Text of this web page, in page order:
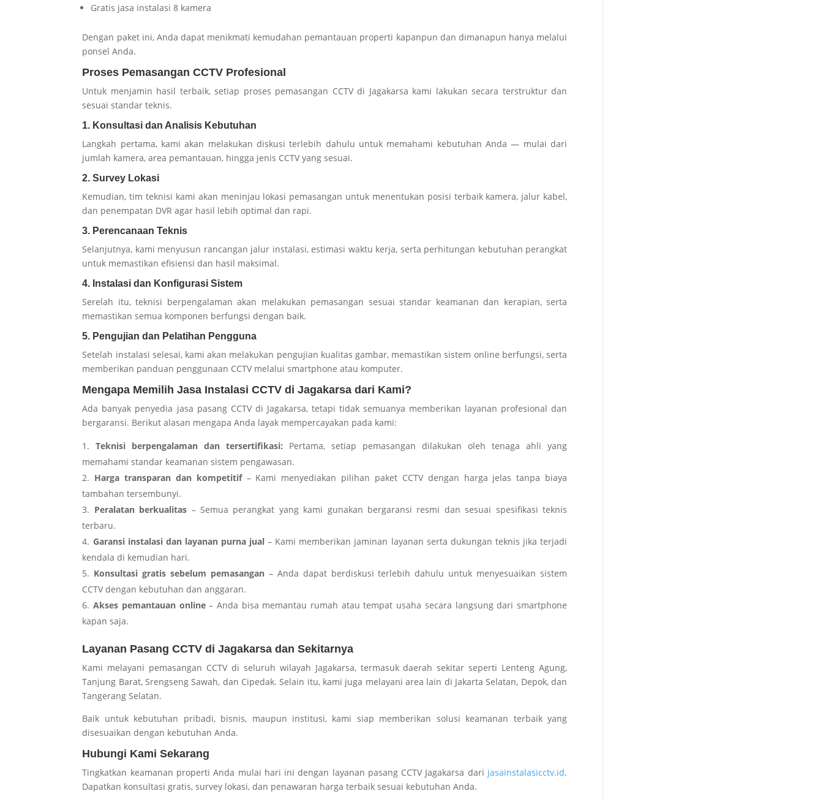
Gratis jasa instalasi 8 kamera
Dengan paket ini, Anda dapat menikmati kemudahan pemantauan properti kapanpun dan dimanapun hanya melalui
ponsel Anda.
Proses Pemasangan CCTV Profesional
Untuk menjamin hasil terbaik, setiap proses pemasangan CCTV di Jagakarsa kami lakukan secara terstruktur dan
sesuai standar teknis.
1. Konsultasi dan Analisis Kebutuhan
Langkah pertama, kami akan melakukan diskusi terlebih dahulu untuk memahami kebutuhan Anda — mulai dari
jumlah kamera, area pemantauan, hingga jenis CCTV yang sesuai.
2. Survey Lokasi
Kemudian, tim teknisi kami akan meninjau lokasi pemasangan untuk menentukan posisi terbaik kamera, jalur kabel,
dan penempatan DVR agar hasil lebih optimal dan rapi.
3. Perencanaan Teknis
Selanjutnya, kami menyusun rancangan jalur instalasi, estimasi waktu kerja, serta perhitungan kebutuhan perangkat
untuk memastikan efisiensi dan hasil maksimal.
4. Instalasi dan Konfigurasi Sistem
Serelah itu, teknisi berpengalaman akan melakukan pemasangan sesuai standar keamanan dan kerapian, serta
memastikan semua komponen berfungsi dengan baik.
5. Pengujian dan Pelatihan Pengguna
Setelah instalasi selesai, kami akan melakukan pengujian kualitas gambar, memastikan sistem online berfungsi, serta
memberikan panduan penggunaan CCTV melalui smartphone atau komputer.
Mengapa Memilih Jasa Instalasi CCTV di Jagakarsa dari Kami?
Ada banyak penyedia jasa pasang CCTV di Jagakarsa, tetapi tidak semuanya memberikan layanan profesional dan
bergaransi. Berikut alasan mengapa Anda layak mempercayakan pada kami:
Teknisi berpengalaman dan tersertifikasi: Pertama, setiap pemasangan dilakukan oleh tenaga ahli yang
memahami standar keamanan sistem pengawasan.
Harga transparan dan kompetitif– Kami menyediakan pilihan paket CCTV dengan harga jelas tanpa biaya
tambahan tersembunyi.
Peralatan berkualitas – Semua perangkat yang kami gunakan bergaransi resmi dan sesuai spesifikasi teknis
terbaru.
Garansi instalasi dan layanan purna jual – Kami memberikan jaminan layanan serta dukungan teknis jika terjadi
kendala di kemudian hari.
Konsultasi gratis sebelum pemasangan – Anda dapat berdiskusi terlebih dahulu untuk menyesuaikan sistem
CCTV dengan kebutuhan dan anggaran.
Akses pemantauan online– Anda bisa memantau rumah atau tempat usaha secara langsung dari smartphone
kapan saja.
Layanan Pasang CCTV di Jagakarsa dan Sekitarnya
Kami melayani pemasangan CCTV di seluruh wilayah Jagakarsa, termasuk daerah sekitar seperti Lenteng Agung,
Tanjung Barat, Srengseng Sawah, dan Cipedak. Selain itu, kami juga melayani area lain di Jakarta Selatan, Depok, dan
Tangerang Selatan.
Baik untuk kebutuhan pribadi, bisnis, maupun institusi, kami siap memberikan solusi keamanan terbaik yang
disesuaikan dengan kebutuhan Anda.
Hubungi Kami Sekarang
Tingkatkan keamanan properti Anda mulai hari ini dengan layanan pasang CCTV Jagakarsa dari jasainstalasicctv.id.
Dapatkan konsultasi gratis, survey lokasi, dan penawaran harga terbaik sesuai kebutuhan Anda.